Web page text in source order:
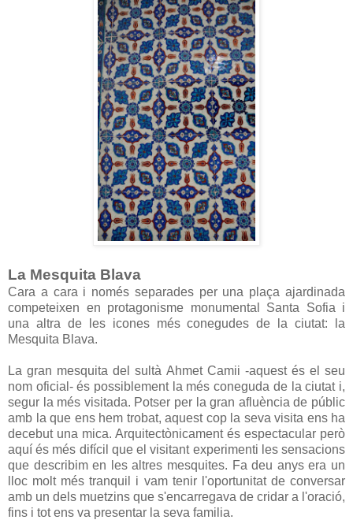
La Mesquita Blava
Cara a cara i només separades per una plaça ajardinada
competeixen en protagonisme monumental Santa Sofia i
una altra de les icones més conegudes de la ciutat: la
Mesquita Blava.
La gran mesquita del sultà Ahmet Camii -aquest és el seu
nom oficial- és possiblement la més coneguda de la ciutat i,
segur la més visitada. Potser per la gran afluència de públic
amb la que ens hem trobat, aquest cop la seva visita ens ha
decebut una mica. Arquitectònicament és espectacular però
aquí és més difícil que el visitant experimenti les sensacions
que describim en les altres mesquites. Fa deu anys era un
lloc molt més tranquil i vam tenir l'oportunitat de conversar
amb un dels muetzins que s'encarregava de cridar a l'oració,
fins i tot ens va presentar la seva familia.